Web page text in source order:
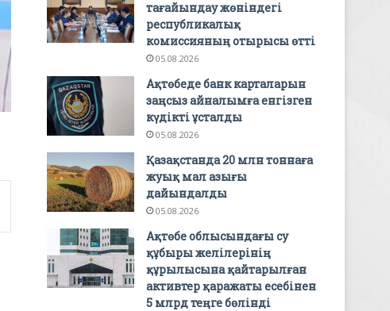
тағайындау жөніндегі
республикалық
комиссияның отырысы өтті
05.08.2026
Ақтөбеде банк карталарын
заңсыз айналымға енгізген
күдікті ұсталды
05.08.2026
Қазақстанда 20 млн тоннаға
жуық мал азығы
дайындалды
05.08.2026
Ақтөбе облысындағы су
құбыры желілерінің
құрылысына қайтарылған
активтер қаражаты есебінен
5 млрд теңге бөлінді